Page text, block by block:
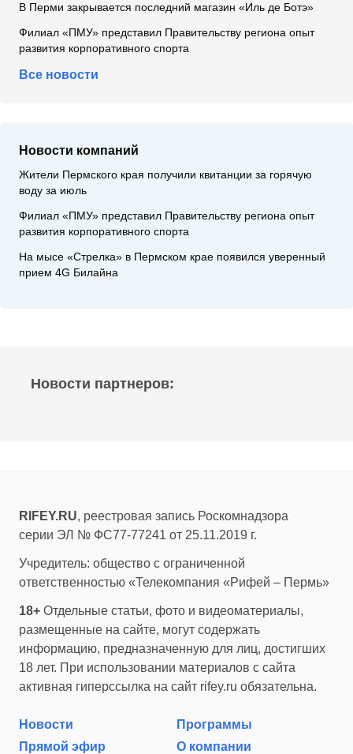
В Перми закрывается последний магазин «Иль де Ботэ»
Филиал «ПМУ» представил Правительству региона опыт
развития корпоративного спорта
Все новости
Новости компаний
Жители Пермского края получили квитанции за горячую
воду за июль
Филиал «ПМУ» представил Правительству региона опыт
развития корпоративного спорта
На мысе «Стрелка» в Пермском крае появился уверенный
прием 4G Билайна
Новости партнеров:
RIFEY.RU, реестровая запись Роскомнадзора
серии ЭЛ № ФС77-77241 от 25.11.2019 г.
Учредитель: общество с ограниченной
ответственностью «Телекомпания «Рифей – Пермь»
18+ Отдельные статьи, фото и видеоматериалы,
размещенные на сайте, могут содержать
информацию, предназначенную для лиц, достигших
18 лет. При использовании материалов с сайта
активная гиперссылка на сайт rifey.ru обязательна.
Новости
Программы
Прямой эфир
О компании